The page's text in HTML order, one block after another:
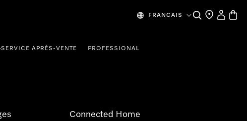
FRANCAIS Recherche
MesPanier
SERVICE APRÈS-VENTE PROFESSIONAL
Connected Home